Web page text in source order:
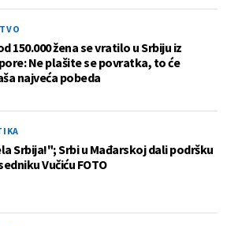
150.000 žena se vratilo u Srbiju iz
Ne plašite se povratka, to će
najveća pobeda
Srbija!"; Srbi u Mađarskoj dali podršku
Vučiću FOTO